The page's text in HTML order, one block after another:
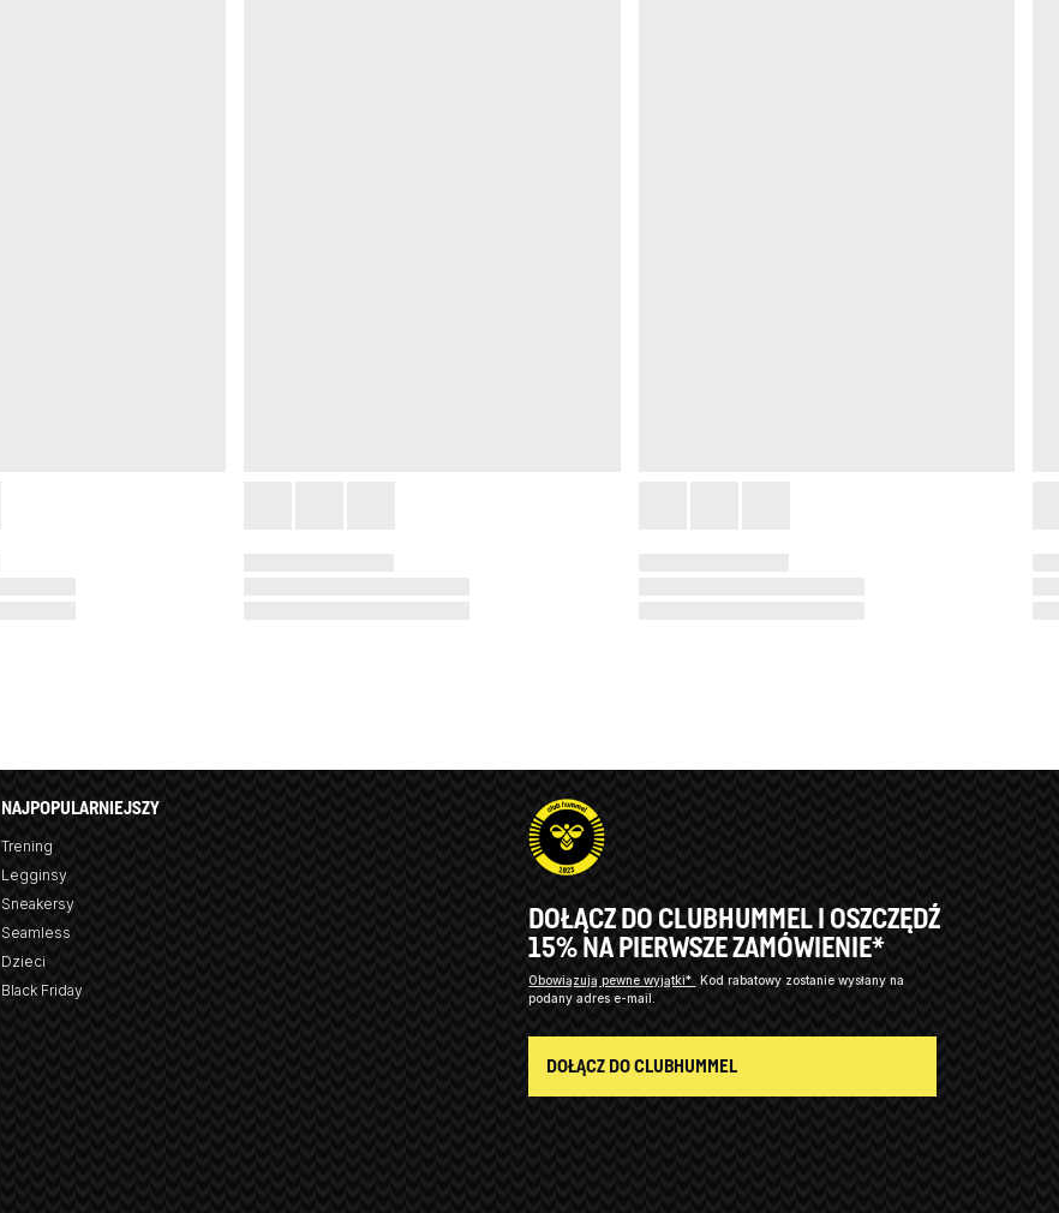
NAJPOPULARNIEJSZY
Trening
Legginsy
Sneakersy
Seamless
Dzieci
Black Friday
DOŁĄCZ DO CLUBHUMMEL I OSZCZĘDŹ
15% NA PIERWSZE ZAMÓWIENIE*
Obowiązują pewne wyjątki*
Kod rabatowy zostanie wysłany na
podany adres e-mail.
DOŁĄCZ DO CLUBHUMMEL